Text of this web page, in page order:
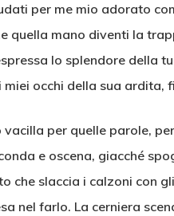
per me mio adorato
quella mano diventi la
lo splendore della
occhi della sua ardita,
per quelle parole,
e oscena, giacché
che slaccia i calzoni con
nel farlo. La cerniera